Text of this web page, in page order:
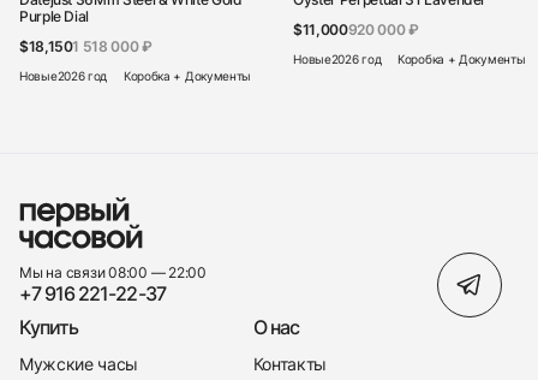
Purple Dial
$18,1501 518 000 ₽
Новые2026 год Коробка + Документы
$11,000920 000 ₽
Новые2026 год Коробка + Документы
Мы на связи 08:00 — 22:00
+7 916 221-22-37
Купить
Мужские часы
О нас
Контакты